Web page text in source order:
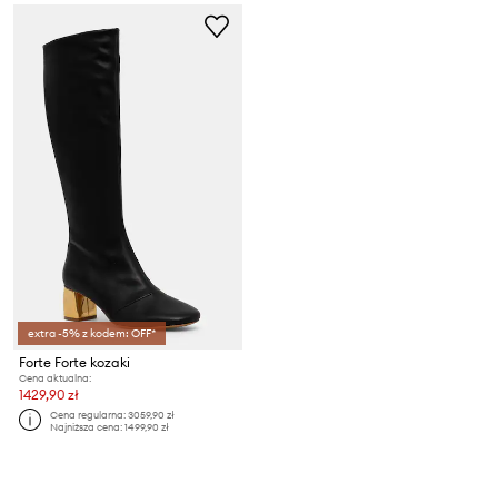
extra -5% z kodem: OFF*
Forte Forte kozaki
Cena aktualna:
1429,90 zł
Cena regularna:3059,90 zł
Najniższa cena:1499,90 zł